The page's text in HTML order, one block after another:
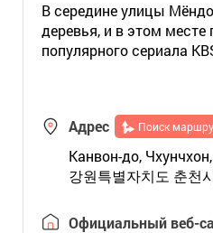
В середине улицы
деревья, и в этом месте
популярного сериала
Адрес Поиск
Канвон-до,
강원특별자치도 춘천
Официальный веб-